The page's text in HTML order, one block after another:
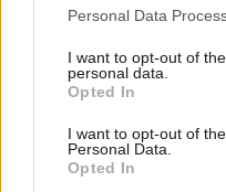
Please note that this
not limited to your visit or
grant or deny consent to
use your data for below
consent section.
Personal Data
I want to opt-out of
personal data.
Opted In
I want to opt-out of
Personal Data.
Opted In
számára
törvények szerint itt 12
bárki, még András
magyarázkodnia, hogy